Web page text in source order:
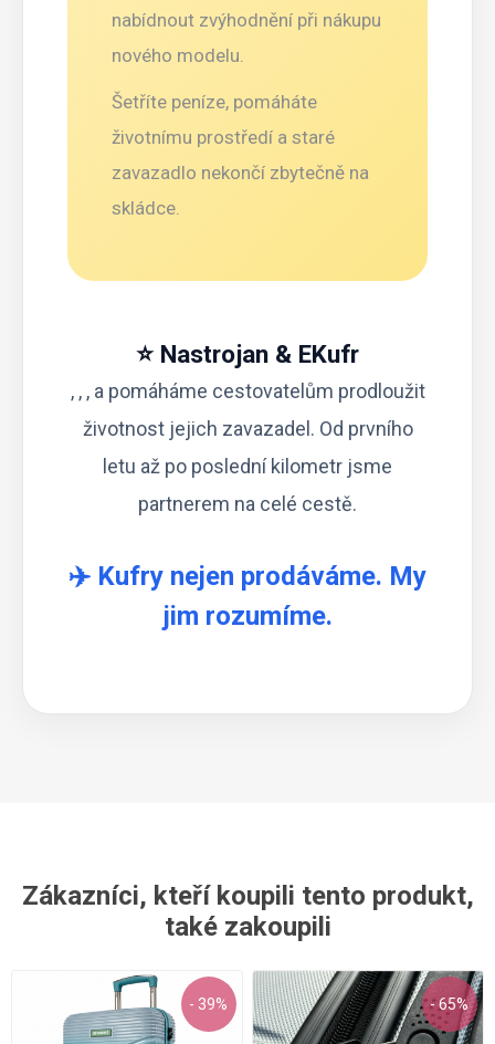
nabídnout zvýhodnění při nákupu
nového modelu.
Šetříte peníze, pomáháte
životnímu prostředí a staré
zavazadlo nekončí zbytečně na
skládce.
⭐ Nastrojan & EKufr
, , , a pomáháme cestovatelům prodloužit
životnost jejich zavazadel. Od prvního
letu až po poslední kilometr jsme
partnerem na celé cestě.
✈️ Kufry nejen prodáváme. My
jim rozumíme.
Zákazníci, kteří koupili tento produkt,
také zakoupili
- 39% - 65%